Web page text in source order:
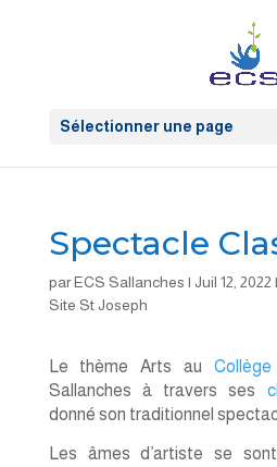
Sélectionner une page
Spectacle
parECS Sallanches | Juil 12, 2022 |
Site St Joseph
Le thème Arts au
Sallanches à travers ses
donné son traditionnel
Les âmes d’artiste se